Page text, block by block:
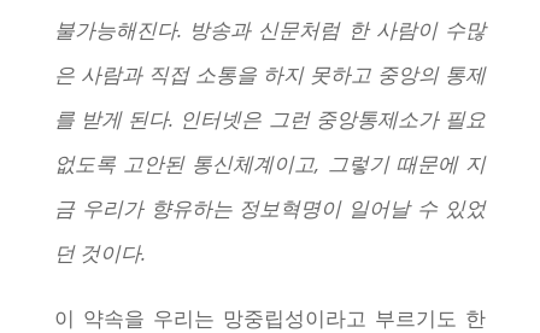
불가능해진다. 방송과 신문처럼 한 사람이 수많
은 사람과 직접 소통을 하지 못하고 중앙의 통제
를 받게 된다. 인터넷은 그런 중앙통제소가 필요
없도록 고안된 통신체계이고, 그렇기 때문에 지
금 우리가 향유하는 정보혁명이 일어날 수 있었
던 것이다.
이 약속을 우리는 망중립성이라고 부르기도 한